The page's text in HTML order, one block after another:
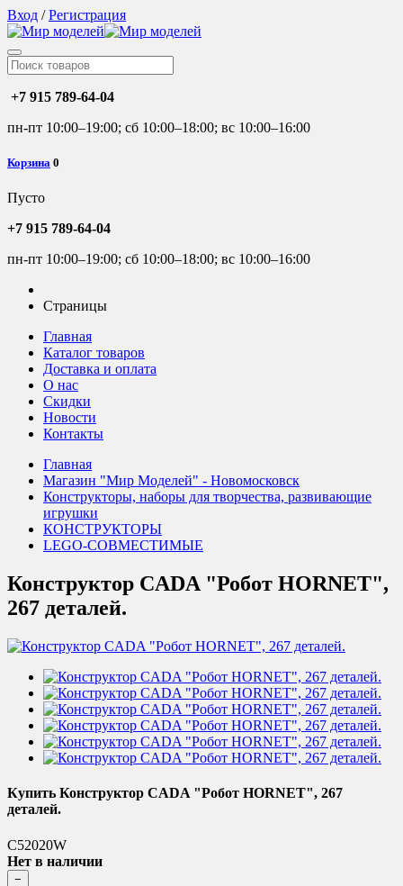
Вход /Регистрация
+7 915 789-64-04
пн-пт 10:00–19:00; сб 10:00–18:00; вс 10:00–16:00
Корзина 0
Пусто
+7 915 789-64-04
пн-пт 10:00–19:00; сб 10:00–18:00; вс 10:00–16:00
Страницы
Главная
Каталог товаров
Доставка и оплата
О нас
Скидки
Новости
Контакты
Главная
Магазин "Мир Моделей" - Новомосковск
Конструкторы, наборы для творчества, развивающие
игрушки
КОНСТРУКТОРЫ
LEGO-СОВМЕСТИМЫЕ
Конструктор CADA "Робот HORNET",
267 деталей.
Купить Конструктор CADA "Робот HORNET", 267
деталей.
C52020W
Нет в наличии